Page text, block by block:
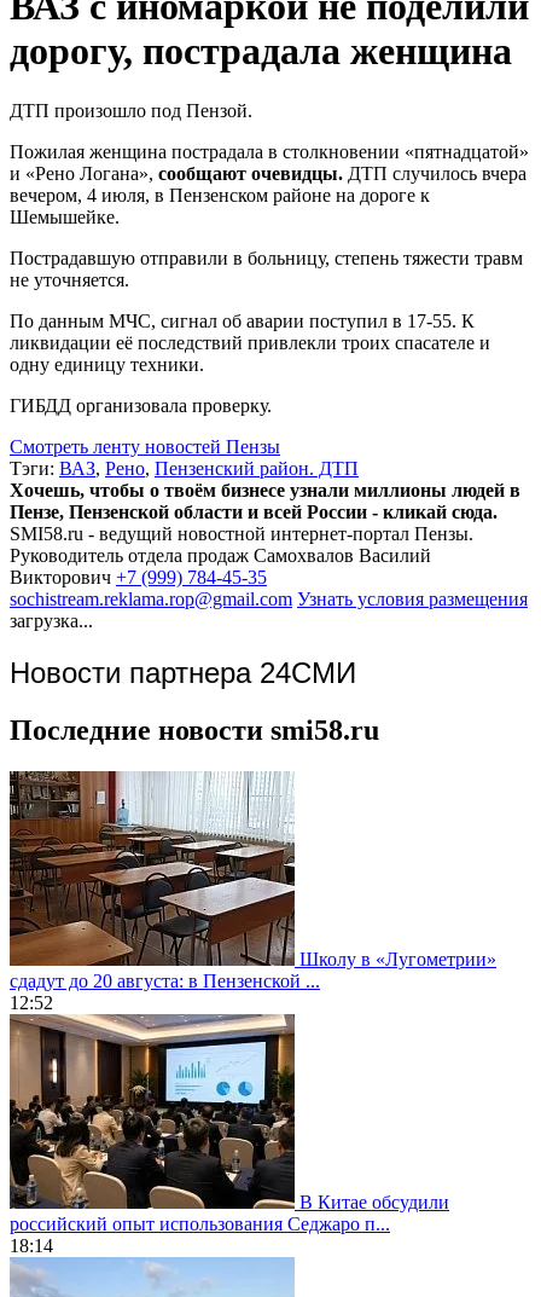
дорогу, пострадала женщина
ДТП произошло под Пензой.
Пожилая женщина пострадала в столкновении «пятнадцатой»
и «Рено Логана», сообщают очевидцы. ДТП случилось вчера
вечером, 4 июля, в Пензенском районе на дороге к
Шемышейке.
Пострадавшую отправили в больницу, степень тяжести травм
не уточняется.
По данным МЧС, сигнал об аварии поступил в 17-55. К
ликвидации её последствий привлекли троих спасателе и
одну единицу техники.
ГИБДД организовала проверку.
Смотреть ленту новостей Пензы
Тэги: ВАЗ, Рено, Пензенский район. ДТП
Хочешь, чтобы о твоём бизнесе узнали миллионы людей в
Пензе, Пензенской области и всей России - кликай сюда.
SMI58.ru - ведущий новостной интернет-портал Пензы.
Руководитель отдела продаж Самохвалов Василий
Викторович +7 (999) 784-45-35
sochistream.reklama.rop@gmail.com Узнать условия размещения
загрузка...
Новости партнера 24СМИ
Последние новости smi58.ru
Школу в «Лугометрии»
сдадут до 20 августа: в Пензенской ...
12:52
В Китае обсудили
российский опыт использования Седжаро п...
18:14